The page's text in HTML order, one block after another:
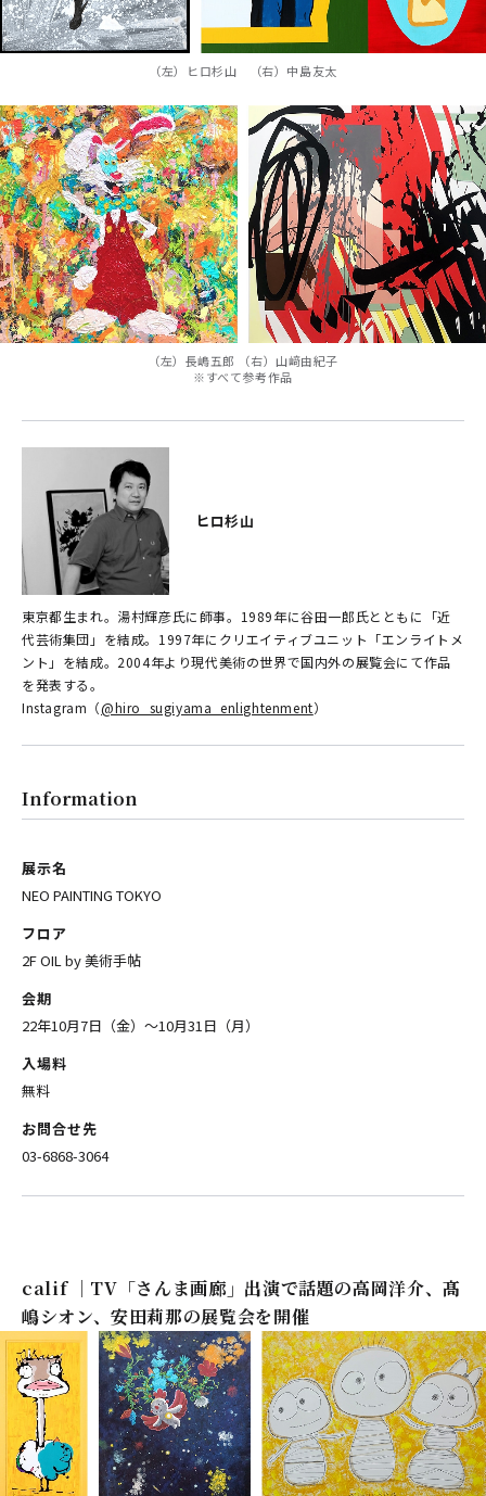
（左）ヒロ杉山 （右）中島友太
（左）長嶋五郎 （右）山﨑由紀子
※すべて参考作品
ヒロ杉山
東京都生まれ。湯村輝彦氏に師事。1989年に谷田一郎氏とともに「近
代芸術集団」を結成。1997年にクリエイティブユニット「エンライトメ
ント」を結成。2004年より現代美術の世界で国内外の展覧会にて作品
を発表する。
Instagram（@hiro_sugiyama_enlightenment）
Information
展示名
NEO PAINTING TOKYO
フロア
2F OIL by 美術手帖
会期
22年10月7日（金）〜10月31日（月）
入場料
無料
お問合せ先
03-6868-3064
calif ｜TV「さんま画廊」出演で話題の高岡洋介、髙
嶋シオン、安田莉那の展覧会を開催